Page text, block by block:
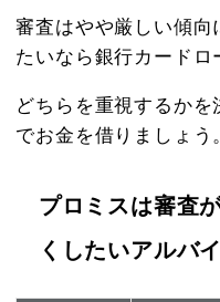
審査はやや厳しい傾向
たいなら銀行カードロ
どちらを重視するか
でお金を借りましょう
プロミスは審査
くしたいアルバ